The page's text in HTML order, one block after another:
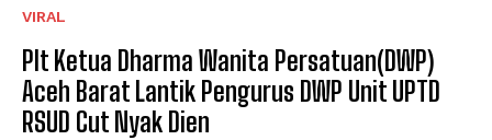
VIRAL
Plt Ketua Dharma Wanita Persatuan(DWP)
Aceh Barat Lantik Pengurus DWP Unit UPTD
RSUD Cut Nyak Dien